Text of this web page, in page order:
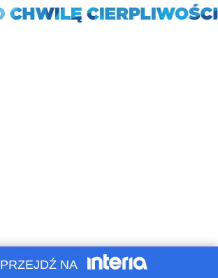
PRZEJDŹ NA